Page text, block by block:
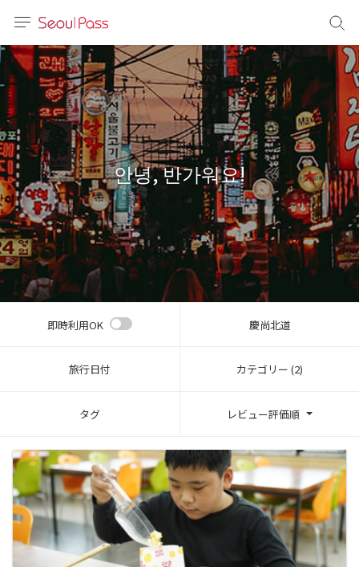
体)
文 (台灣)
안녕, 반가워요!
即時利用OK 慶尚北道
旅行日付 カテゴリー (2)
タグ レビュー評価順